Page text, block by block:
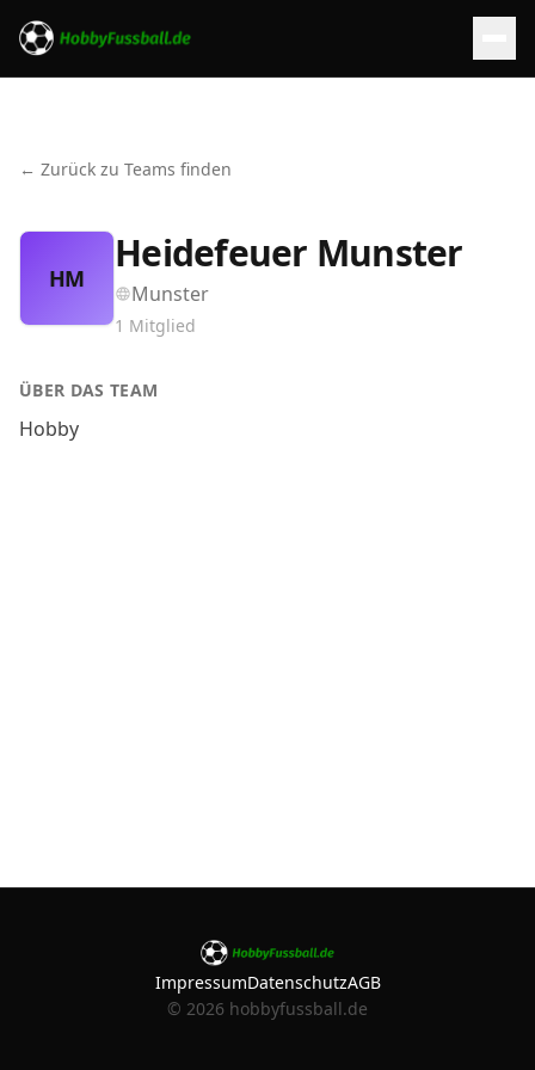
← Zurück zu Teams finden
HM
Heidefeuer Munster
Munster
1 Mitglied
ÜBER DAS TEAM
Hobby
ImpressumDatenschutzAGB
© 2026 hobbyfussball.de